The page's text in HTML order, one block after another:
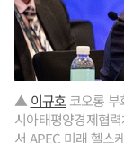
▲ 이규호 코오롱
시아태평양경제협
서 APEC 미래 헬스